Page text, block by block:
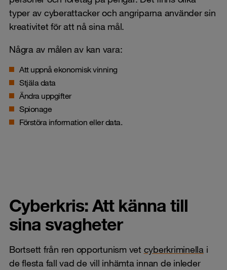
typer av cyberattacker och angriparna använder sin
kreativitet för att nå sina mål.
Några av målen av kan vara:
Att uppnå ekonomisk vinning
Stjäla data
Ändra uppgifter
Spionage
Förstöra information eller data.
Cyberkris: Att känna till
sina svagheter
Bortsett från ren opportunism vet cyberkriminella i
de flesta fall vad de vill inhämta innan de inleder